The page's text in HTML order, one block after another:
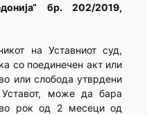
бр. 202/2019,
на Уставниот суд,
со поединечен акт или
или слобода утврдени
може да бара
во рок од 2 месеци од